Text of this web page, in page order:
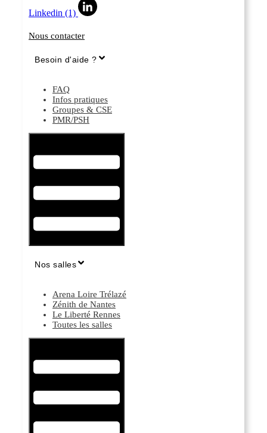
Linkedin (1)
Nous contacter
Besoin d'aide ?
FAQ
Infos pratiques
Groupes & CSE
PMR/PSH
Nos salles
Arena Loire Trélazé
Zénith de Nantes
Le Liberté Rennes
Toutes les salles